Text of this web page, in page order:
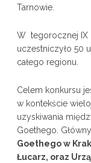
Tarnowie.
W tegorocznej IX
uczestniczyło 50
całego regionu.
Celem konkursu
w kontekście
uzyskiwania
Goethego.
Goethego w
Łucarz, oraz